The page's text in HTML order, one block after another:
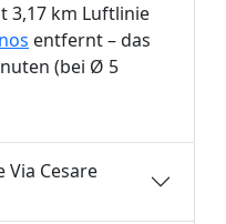
3,17 km Luftlinie
entfernt – das
(bei Ø 5
Cesare